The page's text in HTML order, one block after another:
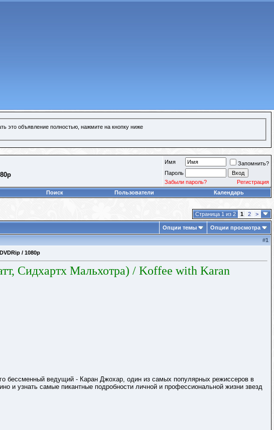
это объявление полностью, нажмите на кнопку ниже
Имя
Запомнить?
Пароль
Забыли пароль?
Регистрация
Поиск Пользователи Календарь
Страница 1 из 2 1 2 >
Опции темы Опции просмотра
#1
/ 1080p
Сидхартх Мальхотра) / Koffee with Karan
бессменный ведущий - Каран Джохар, один из самых популярных режиссеров в
и узнать самые пикантные подробности личной и профессиональной жизни звезд